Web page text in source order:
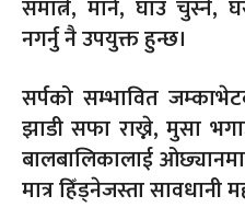
समात्ने, मार्ने, घाउ चुस्ने,
नगर्नु नै उपयुक्त हुन्छ।
सर्पको सम्भावित
झाडी सफा राख्ने, मुसा
बालबालिकालाई
मात्र हिँड्नेजस्ता सावधानी